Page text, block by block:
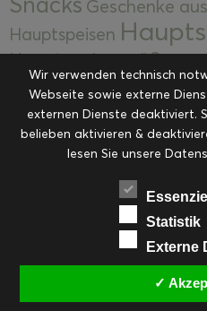
Geschenke
Hauptspeisen
Hauptspeisen süß
Kuchen, Torten &
Desserts Kulinarik
Eingemachtes Ohne
RezepteSaisonal
Suppen, Salate &
Vorspeisen,
Weihnachten Workshops &
Wir verwenden technisch
Webseite sowie externe
externen Dienste deaktiviert.
belieben aktivieren &
lesen Sie unsere
Statistik
Externe
✓